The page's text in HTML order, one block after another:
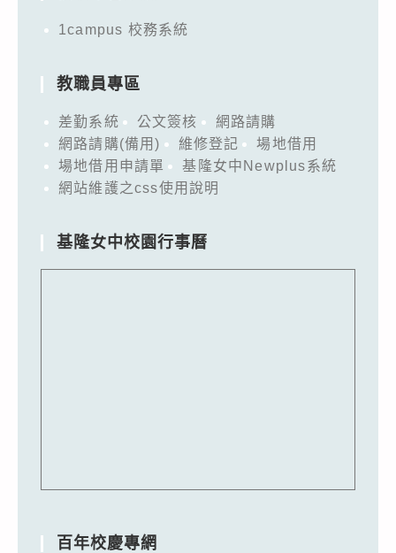
1campus 校務系統
教職員專區
差勤系統 公文簽核
網路請購
網路請購(備用)
維修登記
場地借用
場地借用申請單
基隆女中Newplus系統
網站維護之css使用說明
基隆女中校園行事曆
百年校慶專網